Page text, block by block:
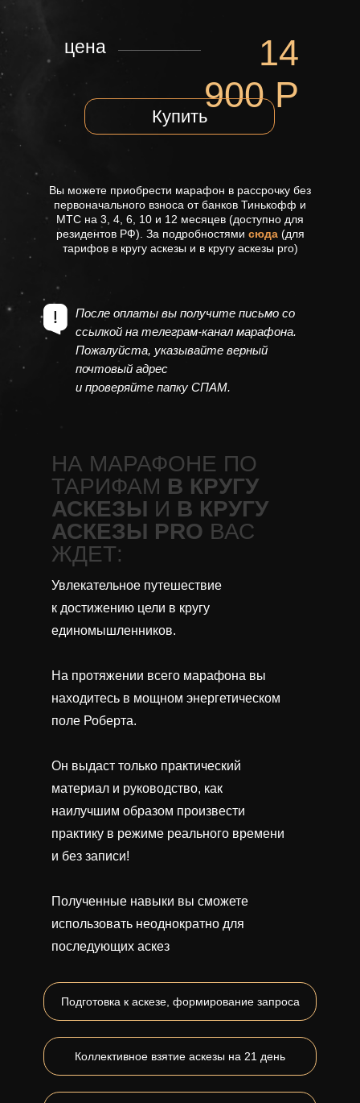
14
900 Р
После оплаты вы получите письмо со
ссылкой на телеграм-канал марафона.
Пожалуйста, указывайте верный
почтовый адрес
и проверяйте папку СПАМ.
цена
Купить
Вы можете приобрести марафон в рассрочку без
первоначального взноса от банков Тинькофф и
МТС на 3, 4, 6, 10 и 12 месяцев (доступно для
резидентов РФ). За подробностями сюда(для
тарифов в кругу аскезы и в кругу аскезы pro)
НА МАРАФОНЕ ПО
ТАРИФАМ В КРУГУ
АСКЕЗЫ И В КРУГУ
АСКЕЗЫ PRO ВАС
ЖДЕТ:
Увлекательное путешествие
к достижению цели в кругу
единомышленников.
На протяжении всего марафона вы
находитесь в мощном энергетическом
поле Роберта.
Он выдаст только практический
материал и руководство, как
наилучшим образом произвести
практику в режиме реального времени
и без записи!
Полученные навыки вы сможете
использовать неоднократно для
последующих аскез
Подготовка к аскезе, формирование запроса
Коллективное взятие аскезы на 21 день